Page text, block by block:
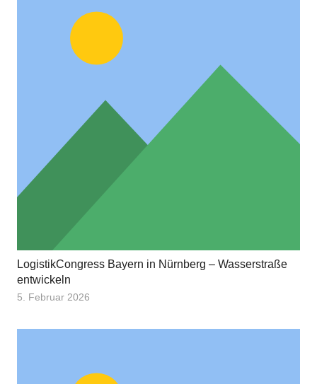
LogistikCongress Bayern in Nürnberg – Wasserstraße
entwickeln
5. Februar 2026